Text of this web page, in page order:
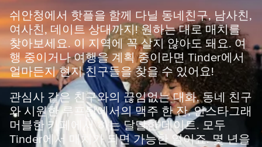
쉬안청에서 핫플을 함께 다닐 동네친구, 남사친,
여사친, 데이트 상대까지! 원하는 대로 매치를
찾아보세요. 이 지역에 꼭 살지 않아도 돼요. 여
행 중이거나 여행을 계획 중이라면 Tinder에서
얼마든지 현지 친구들을 찾을 수 있어요!
관심사 같은 친구와의 끊임없는 대화, 동네 친구
와 시원한 루프탑에서의 맥주 한 잔, 인스타그래
머블한 카페에서 하는 달달한 데이트. 모두
Tinder에서 매치가 되면 가능한 일이죠. 몇 년을